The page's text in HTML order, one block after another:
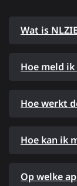
Wat is
Hoe meld
Hoe werkt
Hoe kan ik
Op welke